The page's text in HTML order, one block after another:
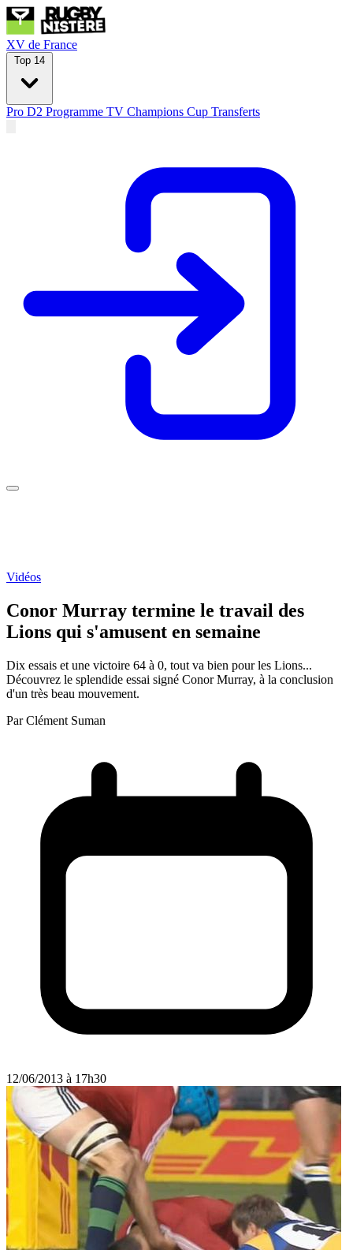
XV de France
Top 14
Pro D2 Programme TV Champions Cup Transferts
Vidéos
Conor Murray termine le travail des
Lions qui s'amusent en semaine
Dix essais et une victoire 64 à 0, tout va bien pour les Lions...
Découvrez le splendide essai signé Conor Murray, à la conclusion
d'un très beau mouvement.
Par Clément Suman
12/06/2013 à 17h30